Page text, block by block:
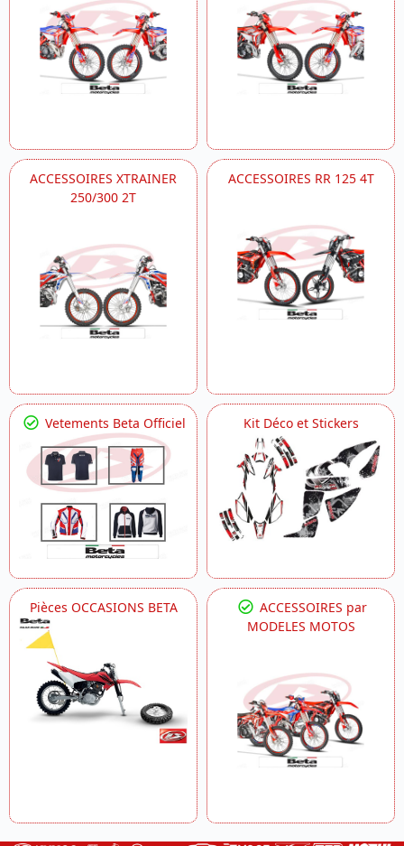
ACCESSOIRES XTRAINER
250/300 2T
ACCESSOIRES RR 125 4T
Vetements Beta Officiel Kit Déco et Stickers
Pièces OCCASIONS BETA
ACCESSOIRES par
MODELES MOTOS